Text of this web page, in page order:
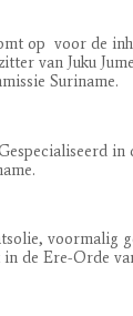
op voor de
van Juku
Suriname.
in
voormalig
de Ere-Orde